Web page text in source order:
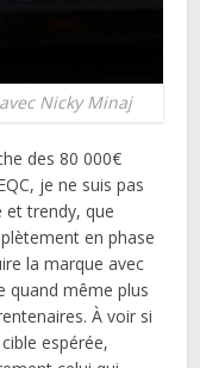
Nicky Minaj
des 80 000€
je ne suis pas
et trendy, que
en phase
la marque avec
quand même plus
À voir si
espérée,